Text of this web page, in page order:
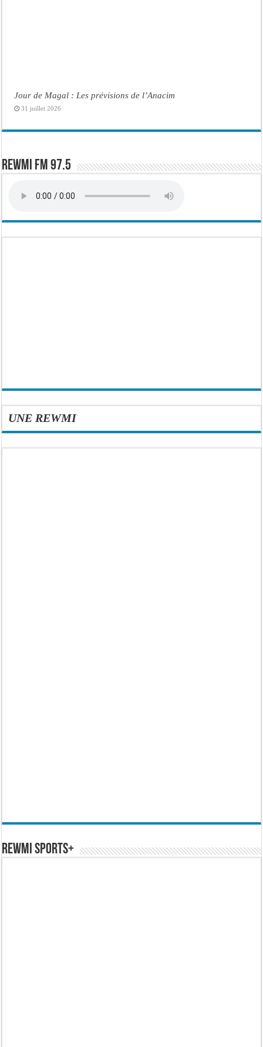
Jour de Magal : Les prévisions de l’Anacim
31 juillet 2026
Rewmi FM 97.5
UNE REWMI
REWMI SPORTS+